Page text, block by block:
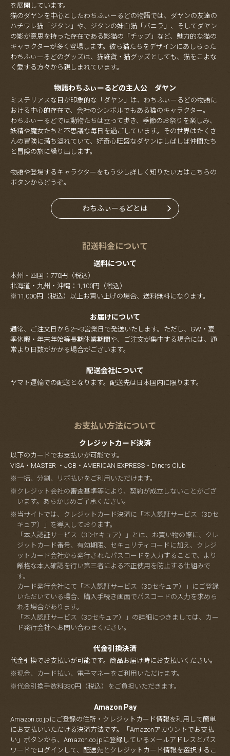
を展開しています。
猫のダヤンを中心としたわちふぃーるどの物語では、ダヤンの友達の
ハチワレ猫「ジタン」や、ジタンの妹白猫「バニラ」、そしてダヤン
の影が意思を持った存在である影猫の「チップ」など、魅力的な猫の
キャラクターが多く登場します。彼ら猫たちをデザインにあしらった
わちふぃーるどのグッズは、猫雑貨・猫グッズとしても、猫をこよな
く愛する方々から親しまれています。
物語わちふぃーるどの主人公 ダヤン
ミステリアスな目が印象的な「ダヤン」は、わちふぃーるどの物語に
おける中心的存在で、会社のシンボルでもある猫のキャラクター。
わちふぃーるどでは動物たちは立って歩き、季節のお祭りを楽しみ、
妖精や魔女たちと不思議な毎日を過ごしています。その世界はたくさ
んの冒険に満ち溢れていて、好奇心旺盛なダヤンはしばしば仲間たち
と冒険の旅に繰り出します。
物語や登場するキャラクターをもう少し詳しく知りたい方はこちらの
ボタンからどうぞ。
わちふぃーるどとは
配送料金について
送料について
本州・四国：770円（税込）
北海道・九州・沖縄：1,100円（税込）
※11,000円（税込）以上お買い上げの場合、送料無料になります。
お届けについて
通常、ご注文日から2～3営業日で発送いたします。ただし、GW・夏
季休暇・年末年始等長期休業期間や、ご注文が集中する場合には、通
常より日数がかかる場合がございます。
配送会社について
ヤマト運輸での配送となります。配送先は日本国内に限ります。
お支払い方法について
クレジットカード決済
以下のカードでお支払いが可能です。
VISA・MASTER ・JCB・AMERICAN EXPRESS・Diners Club
※一括、分割、リボ払いをご利用いただけます。
※クレジット会社の審査基準等により、契約が成立しないことがござ
います。あらかじめご了承ください。
※当サイトでは、クレジットカード決済に「本人認証サービス（3Dセ
キュア）」を導入しております。
「本人認証サービス（3Dセキュア）」とは、お買い物の際に、クレ
ジットカード番号、有効期限、セキュリティコードに加え、クレジ
ットカード会社から発行されたパスコードを入力することで、より
厳格な本人確認を行い第三者による不正使用を防止する仕組みで
す。
カード発行会社にて「本人認証サービス（3Dセキュア）」にご登録
いただいている場合、購入手続き画面でパスコードの入力を求めら
れる場合があります。
「本人認証サービス（3Dセキュア）」の詳細につきましては、カー
ド発行会社へお問い合わせください。
代金引換決済
代金引換でお支払いが可能です。商品お届け時にお支払いください。
※現金、カード払い、電子マネーをご利用いただけます。
※代金引換手数料330円（税込）をご負担いただきます。
Amazon Pay
Amazon.co.jpにご登録の住所・クレジットカード情報を利用して簡単
にお支払いいただける決済方法です。「Amazonアカウントでお支払
い」ボタンから、Amazon.co.jpに登録しているメールアドレスとパス
ワードでログインして、配送先とクレジットカード情報を選択するこ